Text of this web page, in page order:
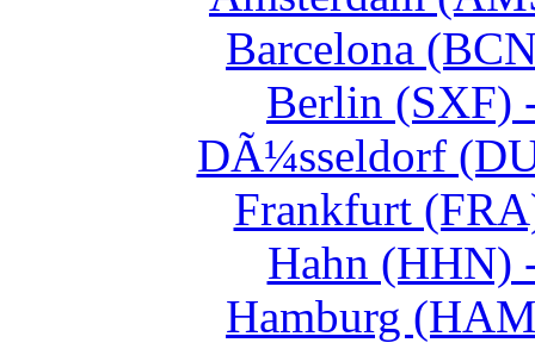
Barcelona
Berlin (SXF)
DÃ¼sseldorf
Frankfurt
Hahn (HHN)
Hamburg